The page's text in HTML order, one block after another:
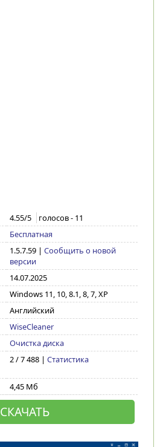
4.55/5 голосов - 11
Бесплатная
1.5.7.59| Сообщить о новой
версии
14.07.2025
Windows 11, 10, 8.1, 8, 7, XP
Английский
WiseCleaner
Очистка диска
2 / 7 488 | Статистика
4,45 Мб
СКАЧАТЬ